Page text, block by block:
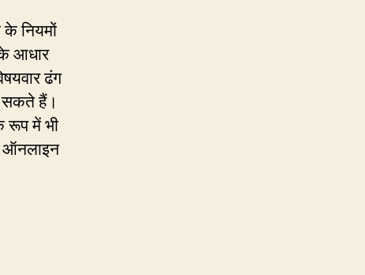
किस
क्लास
क्या
है?
नियमों
आधार
ढंग
सकते हैं।
रूप में भी